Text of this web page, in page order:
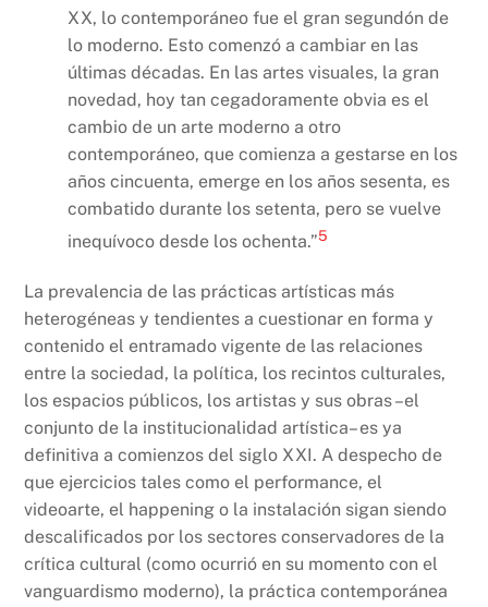
XX, lo contemporáneo fue el gran segundón de
lo moderno. Esto comenzó a cambiar en las
últimas décadas. En las artes visuales, la gran
novedad, hoy tan cegadoramente obvia es el
cambio de un arte moderno a otro
contemporáneo, que comienza a gestarse en los
años cincuenta, emerge en los años sesenta, es
combatido durante los setenta, pero se vuelve
inequívoco desde los ochenta.”5
La prevalencia de las prácticas artísticas más
heterogéneas y tendientes a cuestionar en forma y
contenido el entramado vigente de las relaciones
entre la sociedad, la política, los recintos culturales,
los espacios públicos, los artistas y sus obras –el
conjunto de la institucionalidad artística– es ya
definitiva a comienzos del siglo XXI. A despecho de
que ejercicios tales como el performance, el
videoarte, el happening o la instalación sigan siendo
descalificados por los sectores conservadores de la
crítica cultural (como ocurrió en su momento con el
vanguardismo moderno), la práctica contemporánea